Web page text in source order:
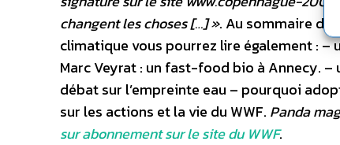
changent les choses […] ». Au sommaire de
climatique vous pourrez lire également : –
Marc Veyrat : un fast-food bio à Annecy. –
débat sur l’empreinte eau – pourquoi
sur les actions et la vie du WWF. Panda
sur abonnement sur le site du WWF.